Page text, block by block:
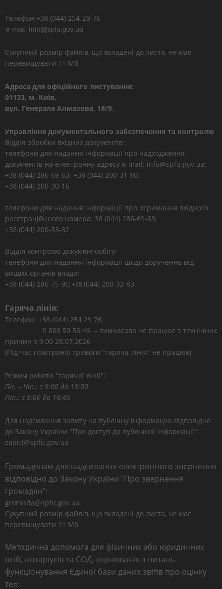
Телефон:+38 (044) 254-29-76
Сукупний розмір файлів, що вкладені до листа, не має
перевищувати 11 Мб
Адреса для офіційного листування:
01133, м. Київ,
вул. Генерала Алмазова, 18/9.
Управління документального забезпечення та контролю
Відділ обробки вхідних документів :
телефони для надання інформації про надходження
документів на електронну адресу e-mail: info@spfu.gov.ua:
+38 (044) 286-69-63; +38 (044) 200-31-90;
+38 (044) 200-30-16
телефони для надання інформації про отримання вхідного
реєстраційнного номера: 38 (044) 286-69-63;
+38 (044) 200-33-32
Відділ контролю документообігу:
телефони для надання інформації щодо дорученнь від
вищих органів влади:
+38 (044) 286-75-90; +38 (044) 200-32-83
Гаряча лінія:
Телефон: +38 (044) 254 29 76;
0 800 50 56 46 – тимчасово не працює з технічних
причин з 9.00 28.07.2026
(Під час повітряної тривоги "гаряча лінія" не працює)
Режим роботи "гарячої лінії":
Пн. – Чт.: з 9:00 до 18:00
Пт.: з 9:00 до 16:45
Для надсилання запиту на публічну інформацію відповідно
до Закону України "Про доступ до публічної інформації":
zaput@spfu.gov.ua
Громадянам для надсилання електронного звернення
відповідно до Закону України "Про звернення
громадян":
gromada@spfu.gov.ua
Сукупний розмір файлів, що вкладені до листа, не має
перевищувати 11 Мб
Методична допомога для фізичних або юридичних
осіб, нотаріусів та СОД, оцінювачів з питань
функціонування Єдиної бази даних звітів про оцінку
Тел: